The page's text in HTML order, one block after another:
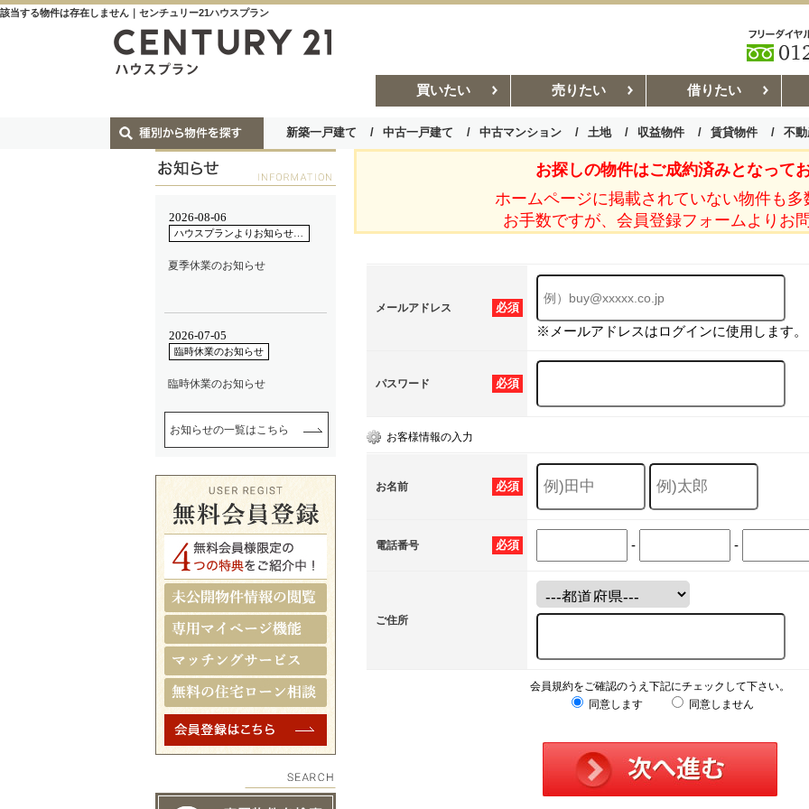
該当する物件は存在しません｜センチュリー21ハウスプラン
買いたい 売りたい 借りたい
新築一戸建て 中古一戸建て 中古マンション 土地 収益物件 賃貸物件 不
お部屋探しコラム 賃貸管理コ
お探しの物件はご成約済みとなってお
ホームページに掲載されていない物件も多
お手数ですが、会員登録フォームよりお
必須
メールアドレス
※メールアドレスはログインに使用します。
必須
パスワード
お客様情報の入力
必須
お名前
必須
電話番号 - -
ご住所
会員規約をご確認のうえ下記にチェックして下さい。
同意します
同意しません
お知らせの一覧はこちら